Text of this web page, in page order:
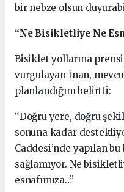
bir nebze olsun
“Ne Bisikletliye Ne
Bisiklet yollarına
vurgulayan İnan,
planlandığını belirtti:
“Doğru yere, doğru
sonuna kadar
Caddesi’nde yapılan
sağlamıyor. Ne
esnafımıza…”